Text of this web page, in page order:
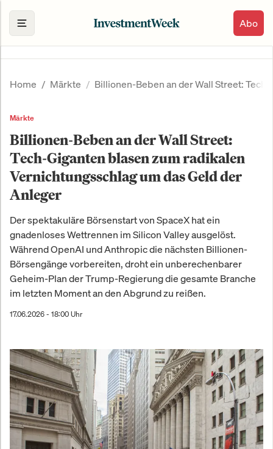
Abo
Home Märkte Billionen-Beben an der Wall Street:
Märkte
Billionen-Beben an der Wall Street:
Tech-Giganten blasen zum radikalen
Vernichtungsschlag um das Geld der
Anleger
Der spektakuläre Börsenstart von SpaceX hat ein
gnadenloses Wettrennen im Silicon Valley ausgelöst.
Während OpenAI und Anthropic die nächsten Billionen-
Börsengänge vorbereiten, droht ein unberechenbarer
Geheim-Plan der Trump-Regierung die gesamte Branche
im letzten Moment an den Abgrund zu reißen.
17.06.2026 - 18:00 Uhr